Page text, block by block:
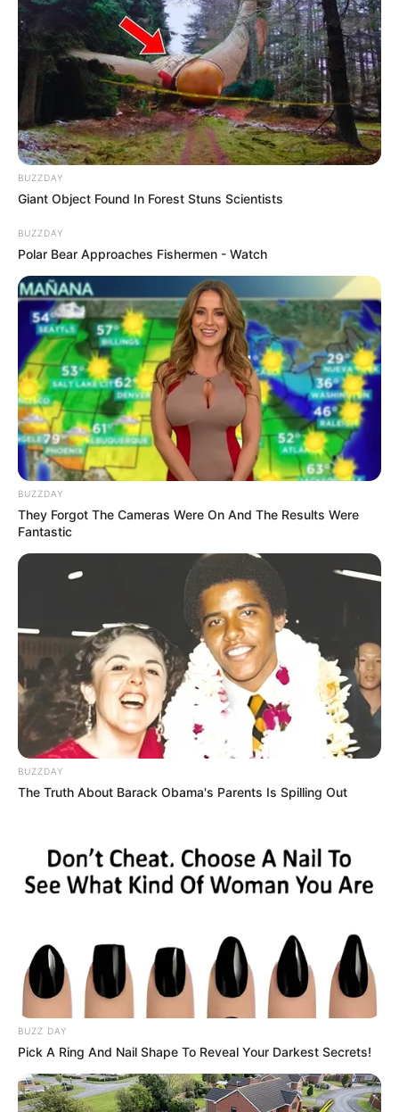
LIHAT ARTIKEL LAINNYA
BUZZDAY
Giant Object Found In Forest Stuns Scientists
BUZZDAY
Polar Bear Approaches Fishermen - Watch
BUZZDAY
They Forgot The Cameras Were On And The Results Were
Fantastic
BUZZDAY
The Truth About Barack Obama's Parents Is Spilling Out
BUZZ DAY
Pick A Ring And Nail Shape To Reveal Your Darkest Secrets!